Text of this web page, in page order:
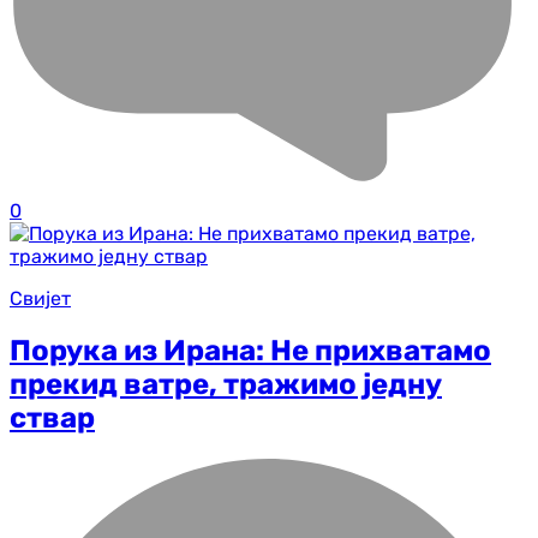
0
Свијет
Порука из Ирана: Не прихватамо
прекид ватре, тражимо једну
ствар